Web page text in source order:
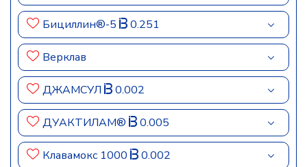
Бициллин®-5 0.251
Верклав
ДЖАМСУЛ 0.002
ДУАКТИЛАМ® 0.005
Клавамокс 1000 0.002